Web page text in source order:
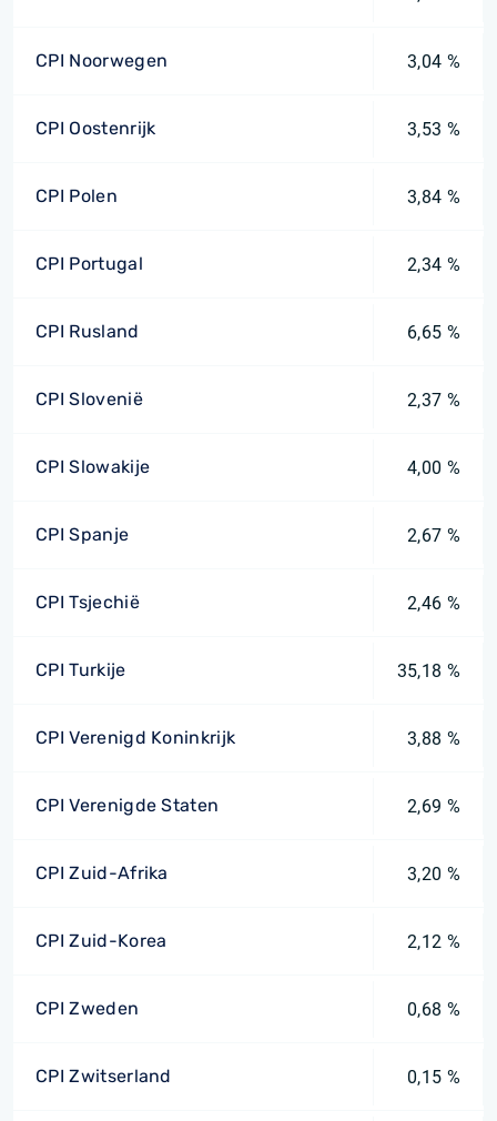
CPI Noorwegen 3,04 %
CPI Oostenrijk 3,53 %
CPI Polen 3,84 %
CPI Portugal 2,34 %
CPI Rusland 6,65 %
CPI Slovenië 2,37 %
CPI Slowakije 4,00 %
CPI Spanje 2,67 %
CPI Tsjechië 2,46 %
CPI Turkije 35,18 %
CPI Verenigd Koninkrijk 3,88 %
CPI Verenigde Staten 2,69 %
CPI Zuid-Afrika 3,20 %
CPI Zuid-Korea 2,12 %
CPI Zweden 0,68 %
CPI Zwitserland 0,15 %